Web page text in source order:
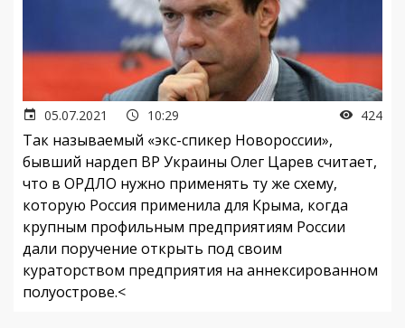
05.07.2021 10:29 424
Так называемый «экс-спикер Новороссии»,
бывший нардеп ВР Украины Олег Царев считает,
что в ОРДЛО нужно применять ту же схему,
которую Россия применила для Крыма, когда
крупным профильным предприятиям России
дали поручение открыть под своим
кураторством предприятия на аннексированном
полуострове.<